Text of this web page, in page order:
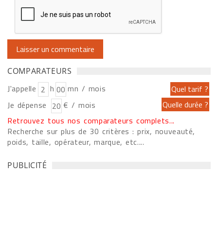
COMPARATEURS
J'appelle h
mn / mois
Je dépense
€ / mois
Retrouvez tous nos comparateurs complets...
Recherche sur plus de 30 critères : prix, nouveauté,
poids, taille, opérateur, marque, etc....
PUBLICITÉ